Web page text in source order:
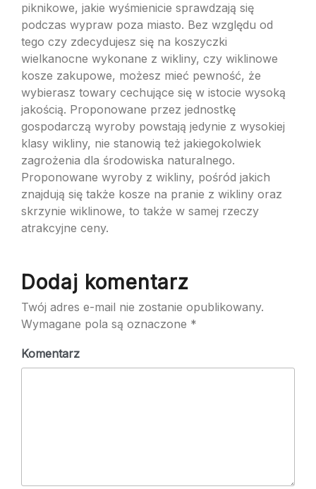
piknikowe, jakie wyśmienicie sprawdzają się
podczas wypraw poza miasto. Bez względu od
tego czy zdecydujesz się na koszyczki
wielkanocne wykonane z wikliny, czy wiklinowe
kosze zakupowe, możesz mieć pewność, że
wybierasz towary cechujące się w istocie wysoką
jakością. Proponowane przez jednostkę
gospodarczą wyroby powstają jedynie z wysokiej
klasy wikliny, nie stanowią też jakiegokolwiek
zagrożenia dla środowiska naturalnego.
Proponowane wyroby z wikliny, pośród jakich
znajdują się także kosze na pranie z wikliny oraz
skrzynie wiklinowe, to także w samej rzeczy
atrakcyjne ceny.
Dodaj komentarz
Twój adres e-mail nie zostanie opublikowany.
Wymagane pola są oznaczone *
Komentarz